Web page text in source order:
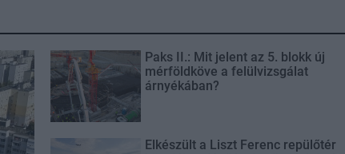
Paks II.: Mit jelent az 5. blokk új
mérföldköve a felülvizsgálat
árnyékában?
Elkészült a Liszt Ferenc repülőtér